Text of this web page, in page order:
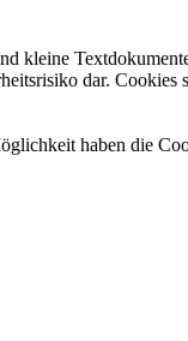
kleine
dar. Cookies
haben die